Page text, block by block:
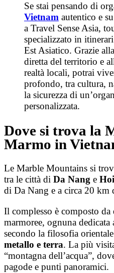
Se stai pensando di
Vietnam autentico e
a Travel Sense Asia,
specializzato in
Est Asiatico. Grazie
diretta del territorio e
realtà locali, potrai
profondo, tra cultura,
la sicurezza di
personalizzata.
Dove si trova la
Marmo in
Le Marble Mountains si
tra le città di Da Nang e
di Da Nang e a circa 20 km
Il complesso è composto da
marmoree, ognuna dedicata
secondo la filosofia
metallo e terra. La più
“montagna dell’acqua”,
pagode e punti panoramici.